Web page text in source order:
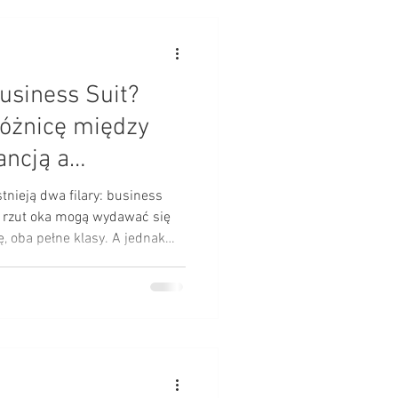
Suit?
między
a
biznesie.
dwa filary: business
oka mogą wydawać się
oba pełne klasy. A jednak